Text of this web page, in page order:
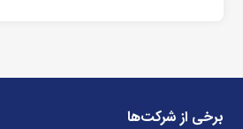
برخی از شرکت‌ها